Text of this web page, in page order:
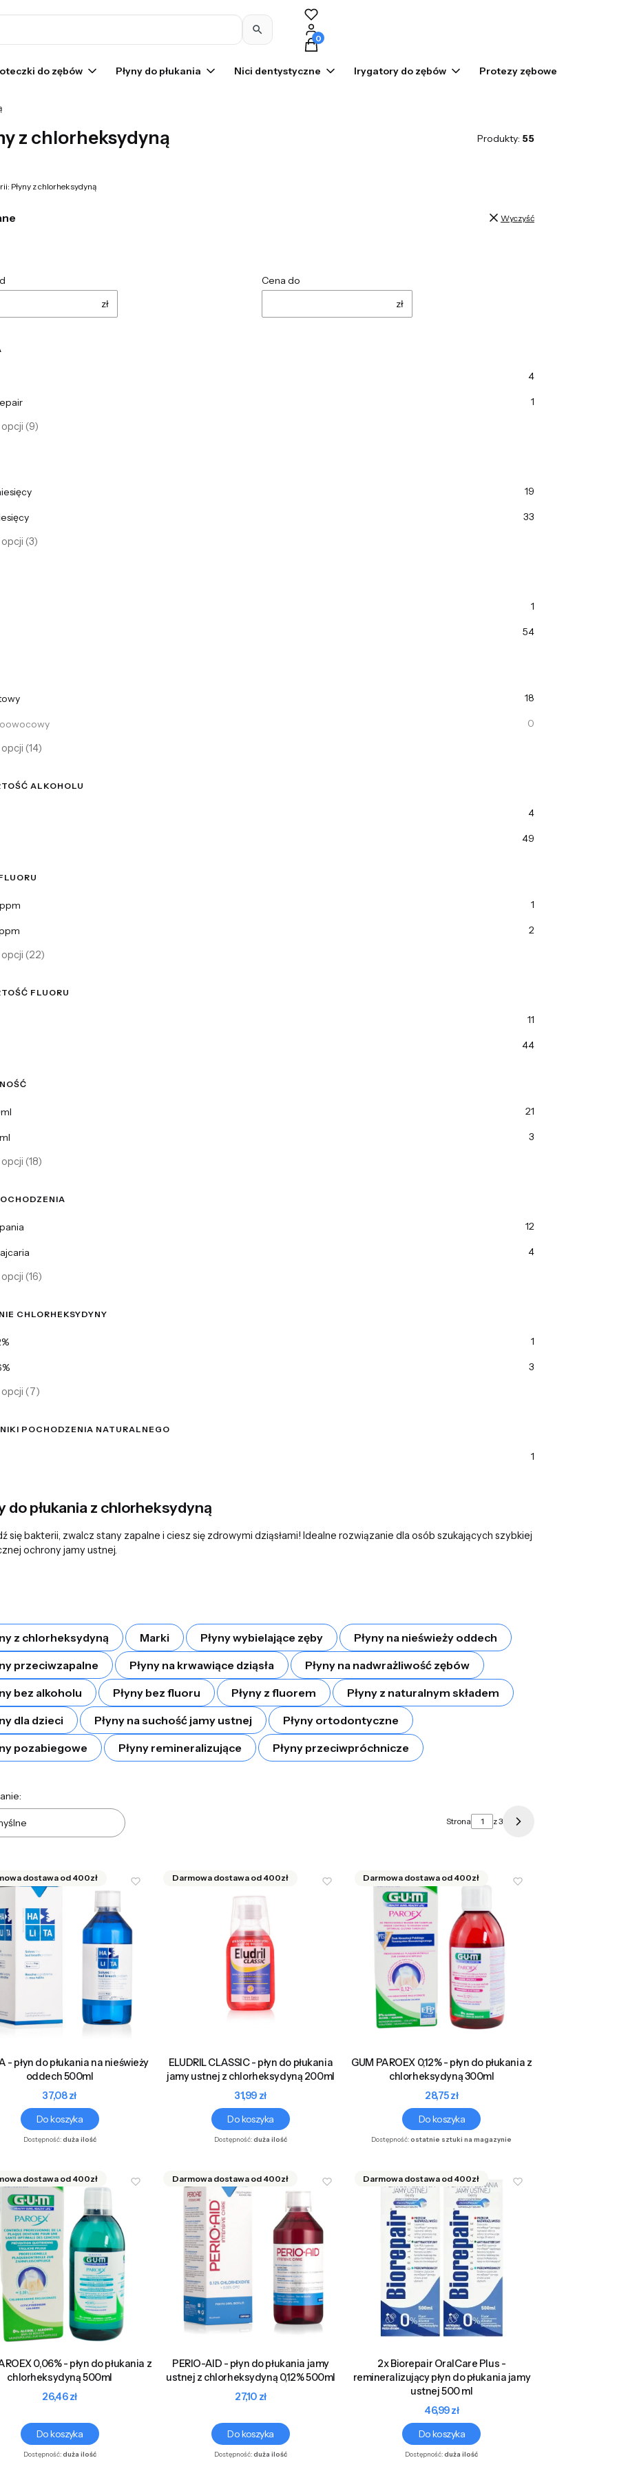
Produkty w koszyku: 0. Zobacz szczegóły
do zębów Płyny do płukania Nici dentystyczne Irygatory do zębów Protezy zębowe
z chlorheksydyną Produkty: 55
Płyny z chlorheksydyną
Wyczyść
zł
Cena do
zł
4
1
(9)
19
33
(3)
1
54
18
0
(14)
ALKOHOLU
alkoholu 4
49
1
2
(22)
FLUORU
fluoru 11
44
21
3
(18)
12
4
(16)
CHLORHEKSYDYNY
chlorheksydyny 1
3
(7)
POCHODZENIA NATURALNEGO
pochodzenia naturalnego 1
do płukania z chlorheksydyną
się bakterii, zwalcz stany zapalne i ciesz się zdrowymi dziąsłami! Idealne rozwiązanie dla osób szukających szybkiej
ochrony jamy ustnej.
z chlorheksydyną Marki Płyny wybielające zęby
Płyny na nieświeży oddech
przeciwzapalne
Płyny na krwawiące dziąsła
Płyny na nadwrażliwość zębów
bez alkoholu
Płyny bez fluoru Płyny z fluorem
Płyny z naturalnym składem
dla dzieci
Płyny na suchość jamy ustnej
Płyny ortodontyczne
pozabiegowe
Płyny remineralizujące Płyny przeciwpróchnicze
produktów
Strona z 3 Następne produkty
- płyn do płukania na nieświeży
oddech 500ml
Cena
37,08 zł
Do koszyka
Dostępność:duża ilość
ELUDRIL CLASSIC - płyn do płukania
jamy ustnej z chlorheksydyną 200ml
Cena
31,99 zł
Do koszyka
Dostępność:duża ilość
GUM PAROEX 0,12% - płyn do płukania z
chlorheksydyną 300ml
Cena
28,75 zł
Do koszyka
Dostępność:ostatnie sztuki na magazynie
0,06% - płyn do płukania z
chlorheksydyną 500ml
Cena
26,46 zł
Do koszyka
Dostępność:duża ilość
PERIO-AID - płyn do płukania jamy
ustnej z chlorheksydyną 0,12% 500ml
Cena
27,10 zł
Do koszyka
Dostępność:duża ilość
2x Biorepair OralCare Plus -
remineralizujący płyn do płukania jamy
ustnej 500 ml
Cena
46,99 zł
Do koszyka
Dostępność:duża ilość